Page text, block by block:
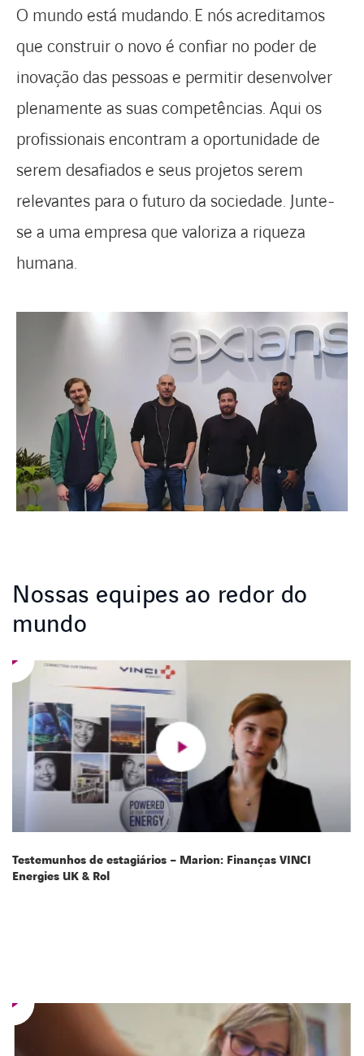
O mundo está mudando. E nós acreditamos
que construir o novo é confiar no poder de
inovação das pessoas e permitir desenvolver
plenamente as suas competências. Aqui os
profissionais encontram a oportunidade de
serem desafiados e seus projetos serem
relevantes para o futuro da sociedade. Junte-
se a uma empresa que valoriza a riqueza
humana.
Nossas equipes ao redor do
mundo
Testemunhos de estagiários – Marion: Finanças VINCI
Energies UK & Rol